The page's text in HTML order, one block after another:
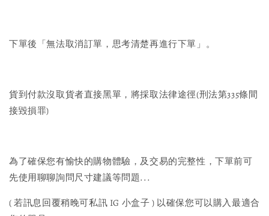
下單後「無法取消訂單，思考清楚再進行下單」。
貨到付款沒取貨者直接黑單，將採取法律途徑(刑法第335條間
接毀損罪)
為了確保您有愉快的購物體驗，及交易的完整性，下單前可
先使用聊聊詢問尺寸建議等問題...
( 若訊息回覆稍晚可私訊 IG 小盒子 ) 以確保您可以購入最適合